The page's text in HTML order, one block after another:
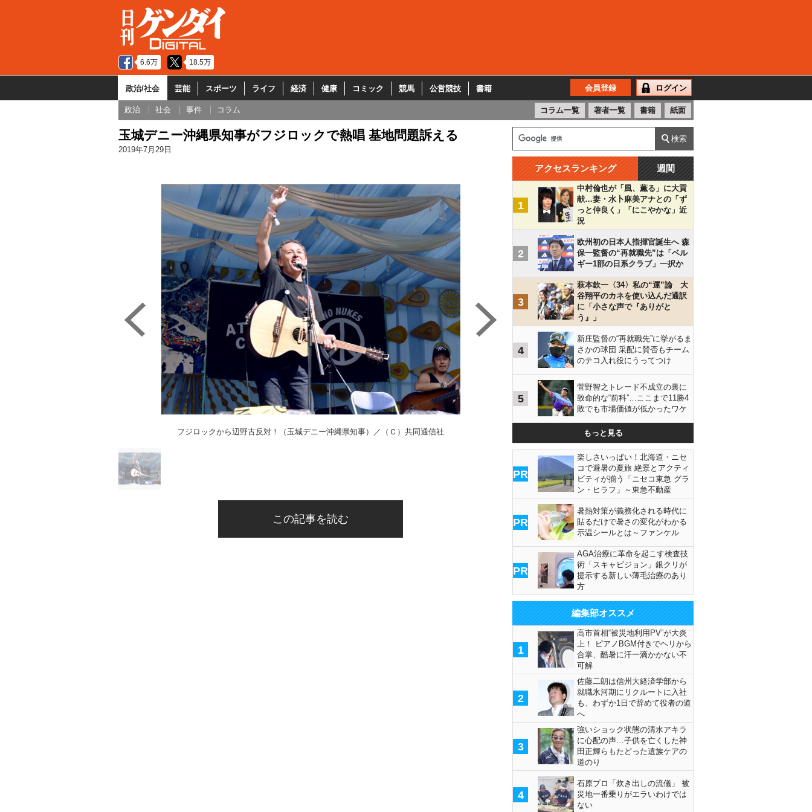
6.6万 18.5万
政治/社会 芸能 スポーツ ライフ 経済 健康 コミック 競馬 公営競技 書籍 会員登録 ログイン
政治 社会 事件 コラム コラム一覧 著者一覧 書籍 紙面
玉城デニー沖縄県知事がフジロックで熱唱 基地問題訴える
2019年7月29日
フジロックから辺野古反対！（玉城デニー沖縄県知事）／（Ｃ）共同通信社
この記事を読む
アクセスランキング 週間
1
中村倫也が「風、薫る」に大貢
献…妻・水卜麻美アナとの「ず
っと仲良く」「にこやかな」近
況
2
欧州初の日本人指揮官誕生へ 森
保一監督の“再就職先”は「ベル
ギー1部の日系クラブ」一択か
3
萩本欽一〈34〉私の“運”論 大
谷翔平のカネを使い込んだ通訳
に「小さな声で『ありがと
う』」
4
新庄監督の“再就職先”に挙がるま
さかの球団 采配に賛否もチーム
のテコ入れ役にうってつけ
5
菅野智之トレード不成立の裏に
致命的な“前科”…ここまで11勝4
敗でも市場価値が低かったワケ
もっと見る
PR
楽しさいっぱい！北海道・ニセ
コで避暑の夏旅 絶景とアクティ
ビティが揃う「ニセコ東急 グラ
ン・ヒラフ」～東急不動産
PR
暑熱対策が義務化される時代に
貼るだけで暑さの変化がわかる
示温シールとは～ファンケル
PR
AGA治療に革命を起こす検査技
術「スキャビジョン」銀クリが
提示する新しい薄毛治療のあり
方
編集部オススメ
1
高市首相“被災地利用PV”が大炎
上！ ピアノBGM付きでヘリから
合掌、酷暑に汗一滴かかない不
可解
2
佐藤二朗は信州大経済学部から
就職氷河期にリクルートに入社
も、わずか1日で辞めて役者の道
へ
3
強いショック状態の清水アキラ
に心配の声…子供を亡くした神
田正輝らもたどった遺族ケアの
道のり
4
石原プロ「炊き出しの流儀」 被
災地一番乗りがエラいわけでは
ない